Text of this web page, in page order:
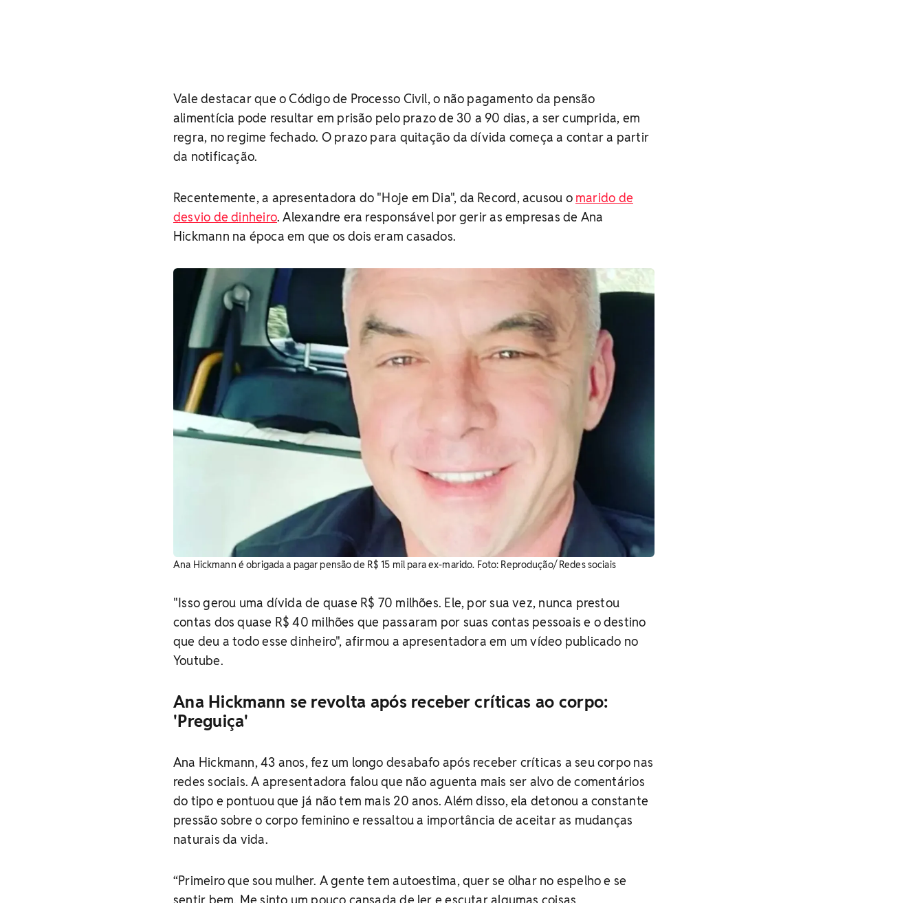
Vale destacar que o Código de Processo Civil, o não pagamento da pensão
alimentícia pode resultar em prisão pelo prazo de 30 a 90 dias, a ser cumprida, em
regra, no regime fechado. O prazo para quitação da dívida começa a contar a partir
da notificação.
Recentemente, a apresentadora do "Hoje em Dia", da Record, acusou o marido de
desvio de dinheiro. Alexandre era responsável por gerir as empresas de Ana
Hickmann na época em que os dois eram casados.
Ana Hickmann é obrigada a pagar pensão de R$ 15 mil para ex-marido. Foto: Reprodução/ Redes sociais
"Isso gerou uma dívida de quase R$ 70 milhões. Ele, por sua vez, nunca prestou
contas dos quase R$ 40 milhões que passaram por suas contas pessoais e o destino
que deu a todo esse dinheiro", afirmou a apresentadora em um vídeo publicado no
Youtube.
Ana Hickmann se revolta após receber críticas ao corpo:
'Preguiça'
Ana Hickmann, 43 anos, fez um longo desabafo após receber críticas a seu corpo nas
redes sociais. A apresentadora falou que não aguenta mais ser alvo de comentários
do tipo e pontuou que já não tem mais 20 anos. Além disso, ela detonou a constante
pressão sobre o corpo feminino e ressaltou a importância de aceitar as mudanças
naturais da vida.
“Primeiro que sou mulher. A gente tem autoestima, quer se olhar no espelho e se